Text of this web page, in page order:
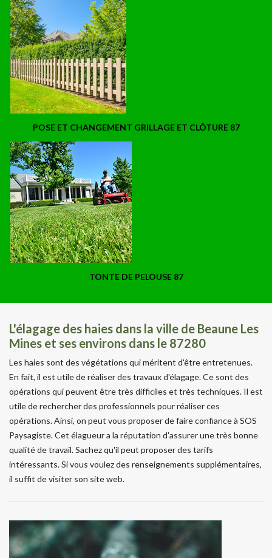
POSE ET CHANGEMENT GRILLAGE ET CLÔTURE 87
TONTE DE PELOUSE 87
L'élagage des haies dans la ville de Beaune Les
Mines et ses environs dans le 87280
Les haies sont des végétations qui méritent d'être entretenues.
En fait, il est utile de réaliser des travaux d'élagage. Ce sont des
opérations qui peuvent être très difficiles et très techniques. Il est
utile de rechercher des professionnels pour réaliser ces
opérations. Ainsi, on peut vous proposer de faire confiance à SOS
Paysagiste. Cet élagueur a la réputation d'assurer une très bonne
qualité de travail. Sachez qu'il peut proposer des tarifs
intéressants. Si vous voulez des renseignements supplémentaires,
il suffit de visiter son site web.